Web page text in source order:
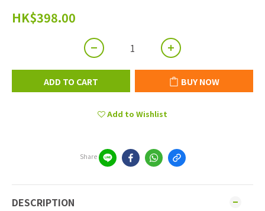
HK$398.00
ADD TO CART BUY NOW
Add to Wishlist
Share
DESCRIPTION